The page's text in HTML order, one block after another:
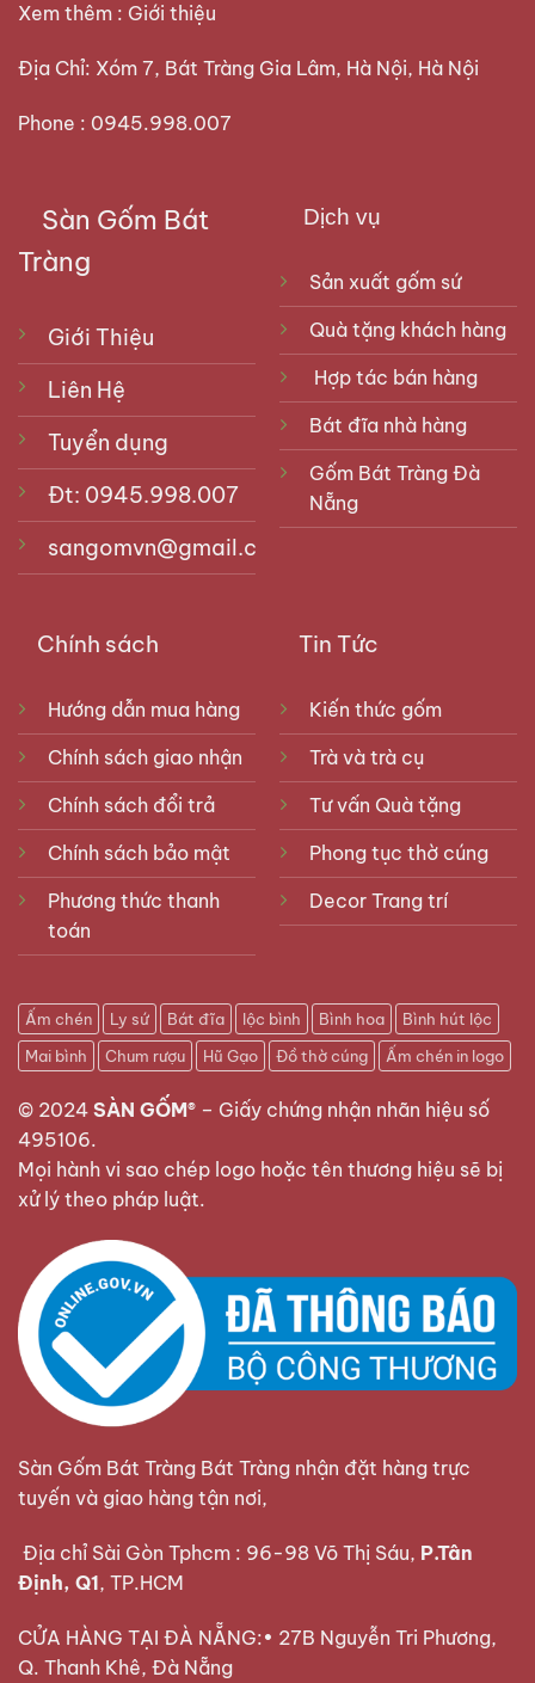
Xem thêm : Giới thiệu
Địa Chỉ: Xóm 7, Bát Tràng Gia Lâm, Hà Nội, Hà Nội
Phone : 0945.998.007
Sàn Gốm Bát
Tràng
Giới Thiệu
Liên Hệ
Tuyển dụng
Đt: 0945.998.007
sangomvn@gmail.com
Dịch vụ
Sản xuất gốm sứ
Quà tặng khách hàng
Hợp tác bán hàng
Bát đĩa nhà hàng
Gốm Bát Tràng Đà
Nẵng
Chính sách
Hướng dẫn mua hàng
Chính sách giao nhận
Chính sách đổi trả
Chính sách bảo mật
Phương thức thanh
toán
Tin Tức
Kiến thức gốm
Trà và trà cụ
Tư vấn Quà tặng
Phong tục thờ cúng
Decor Trang trí
Ấm chén Ly sứ Bát đĩa lộc bình Bình hoa
Bình hút lộc
Mai bình
Chum rượu Hũ Gạo Đồ thờ cúng Ấm chén in logo
© 2024 SÀN GỐM® – Giấy chứng nhận nhãn hiệu số
495106.
Mọi hành vi sao chép logo hoặc tên thương hiệu sẽ bị
xử lý theo pháp luật.
Sàn Gốm Bát Tràng Bát Tràng nhận đặt hàng trực
tuyến và giao hàng tận nơi,
Địa chỉ Sài Gòn Tphcm : 96-98 Võ Thị Sáu, P.Tân
Định, Q1, TP.HCM
CỬA HÀNG TẠI ĐÀ NẴNG:• 27B Nguyễn Tri Phương,
Q. Thanh Khê, Đà Nẵng